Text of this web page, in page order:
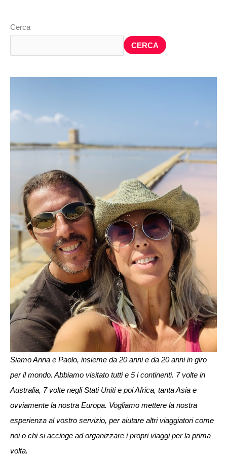
Cerca
CERCA
Siamo Anna e Paolo, insieme da 20 anni e da 20 anni in giro
per il mondo. Abbiamo visitato tutti e 5 i continenti. 7 volte in
Australia, 7 volte negli Stati Uniti e poi Africa, tanta Asia e
ovviamente la nostra Europa. Vogliamo mettere la nostra
esperienza al vostro servizio, per aiutare altri viaggiatori come
noi o chi si accinge ad organizzare i propri viaggi per la prima
volta.